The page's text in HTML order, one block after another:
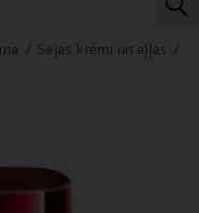
BĒRNIEM MĀJAI
Sejas krēmi un eļļas